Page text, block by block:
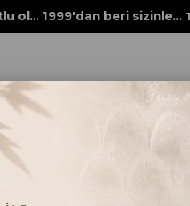
ol... 1999'dan beri sizinle...
DECOR CHALKED 4576 İS SİYAH